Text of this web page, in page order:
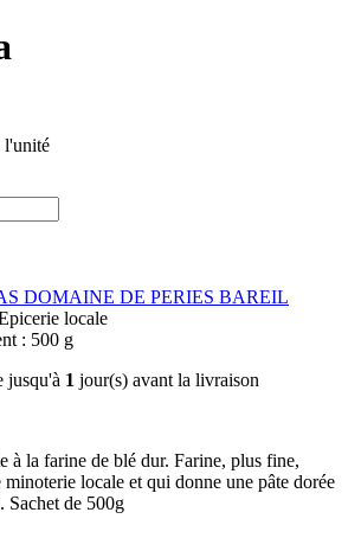
l'unité
DOMAINE DE PERIES BAREIL
locale
: 500 g
jusqu'à 1 jour(s) avant la livraison
à la farine de blé dur. Farine, plus fine,
locale et qui donne une pâte dorée
Sachet de 500g